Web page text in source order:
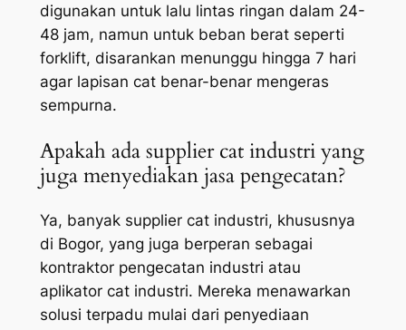
digunakan untuk lalu lintas ringan dalam 24-
48 jam, namun untuk beban berat seperti
forklift, disarankan menunggu hingga 7 hari
agar lapisan cat benar-benar mengeras
sempurna.
Apakah ada supplier cat industri yang
juga menyediakan jasa pengecatan?
Ya, banyak supplier cat industri, khususnya
di Bogor, yang juga berperan sebagai
kontraktor pengecatan industri atau
aplikator cat industri. Mereka menawarkan
solusi terpadu mulai dari penyediaan